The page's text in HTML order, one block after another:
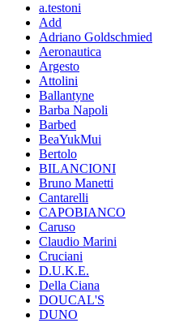
a.testoni
Add
Adriano Goldschmied
Aeronautica
Argesto
Attolini
Ballantyne
Barba Napoli
Barbed
BeaYukMui
Bertolo
BILANCIONI
Bruno Manetti
Cantarelli
CAPOBIANCO
Caruso
Claudio Marini
Cruciani
D.U.K.E.
Della Ciana
DOUCAL'S
DUNO